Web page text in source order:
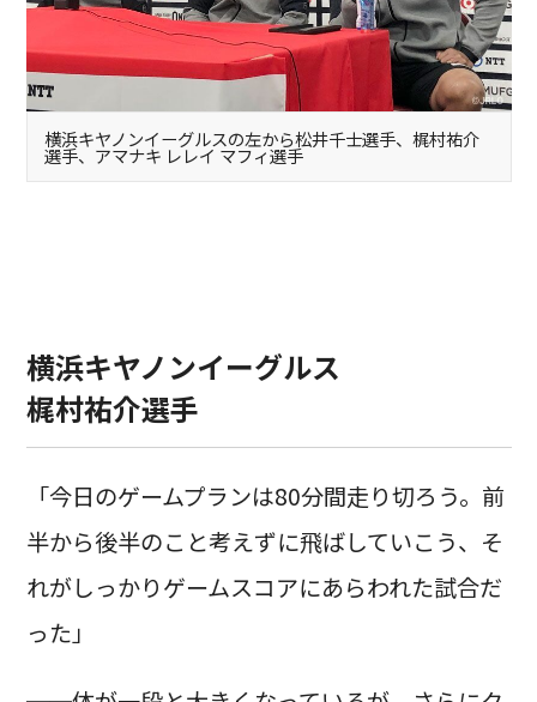
横浜キヤノンイーグルスの左から松井千士選手、梶村祐介
選手、アマナキ レレイ マフィ選手
横浜キヤノンイーグルス
梶村祐介選手
「今日のゲームプランは80分間走り切ろう。前
半から後半のこと考えずに飛ばしていこう、そ
れがしっかりゲームスコアにあらわれた試合だ
った」